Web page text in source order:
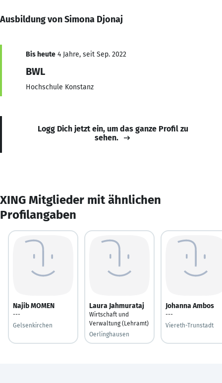
Ausbildung von Simona Djonaj
Bis heute 4 Jahre, seit Sep. 2022
BWL
Hochschule Konstanz
Logg Dich jetzt ein, um das ganze Profil zu
sehen.
XING Mitglieder mit ähnlichen
Profilangaben
Najib MOMEN
---
Gelsenkirchen
Laura Jahmurataj
Wirtschaft und
Verwaltung (Lehramt)
Oerlinghausen
Johanna Ambos
---
Viereth-Trunstadt